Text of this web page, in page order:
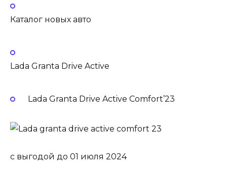
Каталог новых авто
Lada Granta Drive Active
Lada Granta Drive Active Comfort’23
с выгодой до 01 июля 2024